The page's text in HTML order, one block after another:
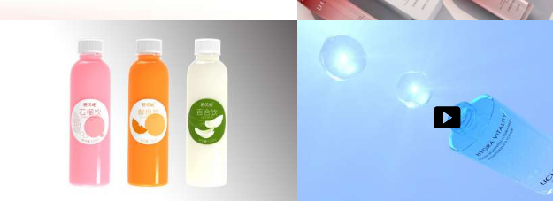
优粹诗护肤水广告视频设计
广告视频设计/化妆品品牌设计
贝蒂斯橄榄精灵化妆品品牌策划
品牌全案策划/化妆品包装设计